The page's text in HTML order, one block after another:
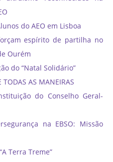
do AEO em Lisboa
espírito de partilha no
Ourém
do “Natal Solidário”
TODAS AS MANEIRAS
do Conselho Geral-
na EBSO: Missão
Terra Treme”